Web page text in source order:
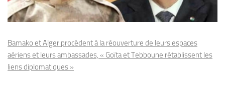
Bamako et Alger procèdent à la réouverture de leurs espaces
aériens et leurs ambassades, « Goïta et Tebboune rétablissent les
liens diplomatiques »